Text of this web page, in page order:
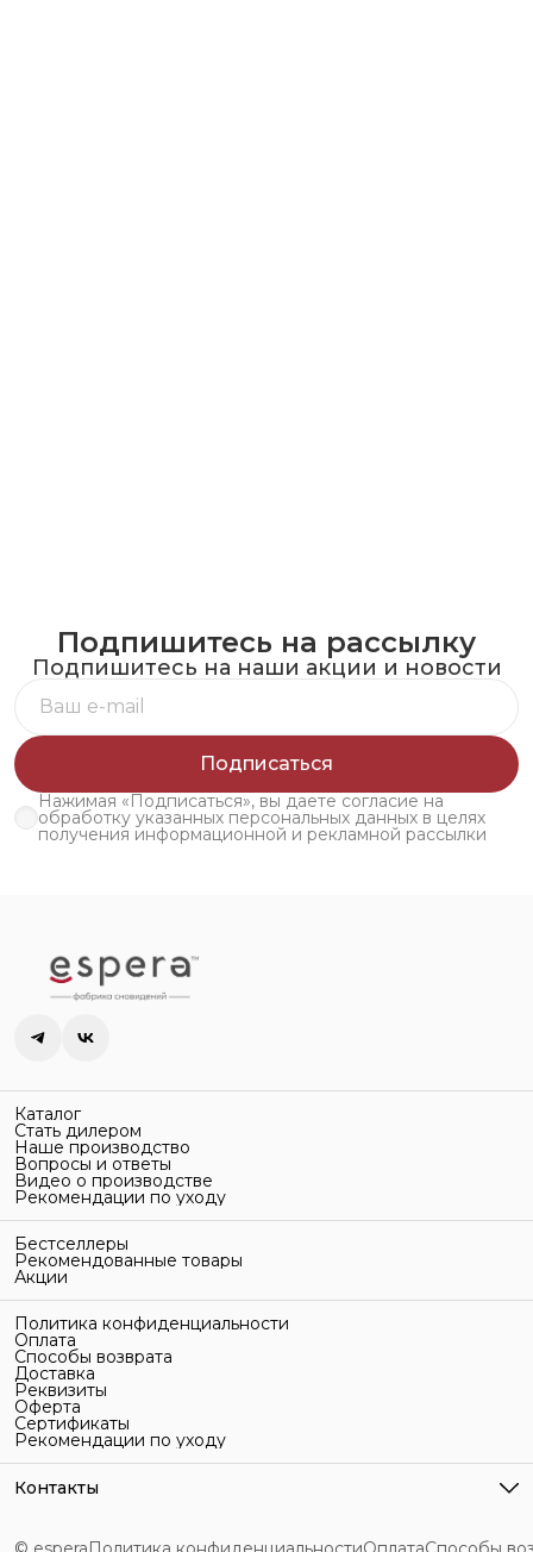
Подпишитесь на рассылку
Подпишитесь на наши акции и новости
Подписаться
Нажимая «Подписаться», вы даете согласие на
обработку указанных персональных данных в целях
получения информационной и рекламной рассылки
Каталог
Стать дилером
Наше производство
Вопросы и ответы
Видео о производстве
Рекомендации по уходу
Бестселлеры
Рекомендованные товары
Акции
Политика конфиденциальности
Оплата
Способы возврата
Доставка
Реквизиты
Оферта
Сертификаты
Рекомендации по уходу
Контакты